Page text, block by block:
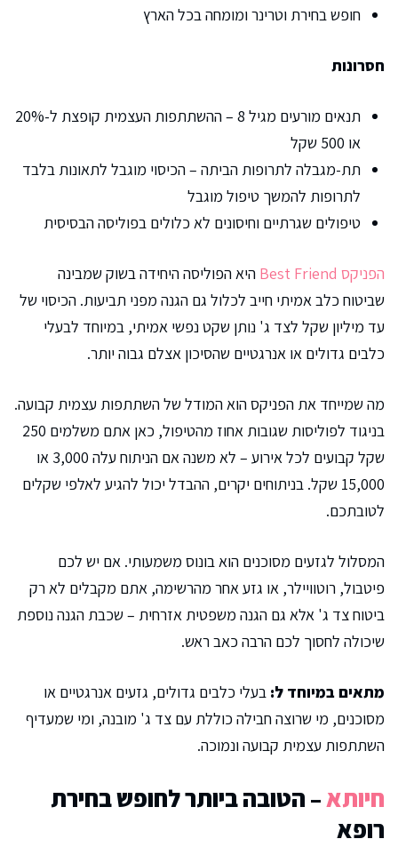
חופש בחירת וטרינר ומומחה בכל הארץ
חסרונות
תנאים מורעים מגיל 8 – ההשתתפות העצמית קופצת ל-20%
או 500 שקל
תת-מגבלה לתרופות הביתה – הכיסוי מוגבל לתאונות בלבד
לתרופות להמשך טיפול מוגבל
טיפולים שגרתיים וחיסונים לא כלולים בפוליסה הבסיסית
הפניקס Best Friend
היא הפוליסה היחידה בשוק שמבינה
שביטוח כלב אמיתי חייב לכלול גם הגנה מפני תביעות. הכיסוי של
עד מיליון שקל לצד ג' נותן שקט נפשי אמיתי, במיוחד לבעלי
כלבים גדולים או אנרגטיים שהסיכון אצלם גבוה יותר.
מה שמייחד את הפניקס הוא המודל של השתתפות עצמית קבועה.
בניגוד לפוליסות שגובות אחוז מהטיפול, כאן אתם משלמים 250
שקל קבועים לכל אירוע – לא משנה אם הניתוח עלה 3,000 או
15,000 שקל. בניתוחים יקרים, ההבדל יכול להגיע לאלפי שקלים
לטובתכם.
המסלול לגזעים מסוכנים הוא בונוס משמעותי. אם יש לכם
פיטבול, רוטוויילר, או גזע אחר מהרשימה, אתם מקבלים לא רק
ביטוח צד ג' אלא גם הגנה משפטית אזרחית – שכבת הגנה נוספת
שיכולה לחסוך לכם הרבה כאב ראש.
מתאים במיוחד ל: בעלי כלבים גדולים, גזעים אנרגטיים או
מסוכנים, מי שרוצה חבילה כוללת עם צד ג' מובנה, ומי שמעדיף
השתתפות עצמית קבועה ונמוכה.
חיותא– הטובה ביותר לחופש בחירת
רופא